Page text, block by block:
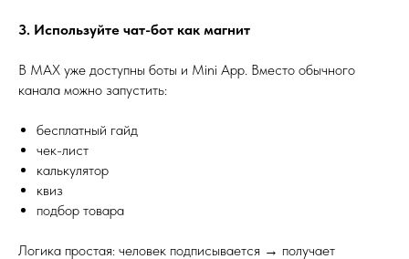
3. Используйте чат-бот как магнит
В MAX уже доступны боты и Mini App. Вместо обычного
канала можно запустить:
бесплатный гайд
чек-лист
калькулятор
квиз
подбор товара
Логика простая: человек подписывается → получает